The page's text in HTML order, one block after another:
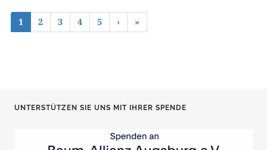
1 2 3 4 5 › »
UNTERSTÜTZEN SIE UNS MIT IHRER SPENDE